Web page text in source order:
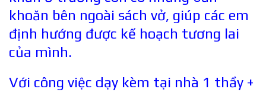
khoăn bên ngoài sách vở, giúp các em
định hướng được kế hoạch tương lai
của mình.
Với công việc dạy kèm tại nhà 1 thầy +